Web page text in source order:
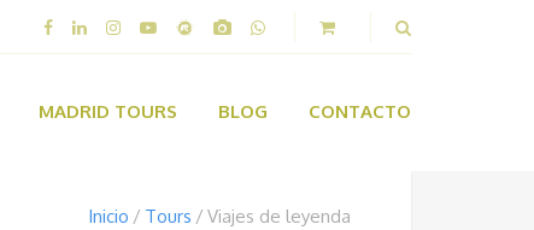
MADRID TOURS BLOG CONTACTO
Inicio Tours Viajes de leyenda